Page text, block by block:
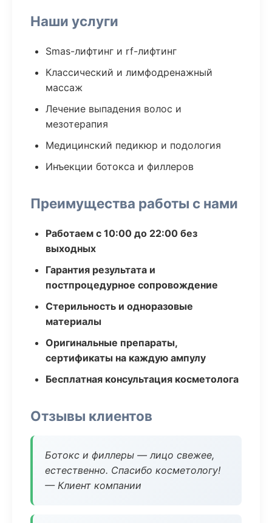
Наши услуги
Smas-лифтинг и rf-лифтинг
Классический и лимфодренажный
массаж
Лечение выпадения волос и
мезотерапия
Медицинский педикюр и подология
Инъекции ботокса и филлеров
Преимущества работы с нами
Работаем с 10:00 до 22:00 без
выходных
Гарантия результата и
постпроцедурное сопровождение
Стерильность и одноразовые
материалы
Оригинальные препараты,
сертификаты на каждую ампулу
Бесплатная консультация косметолога
Отзывы клиентов
Ботокс и филлеры — лицо свежее,
естественно. Спасибо косметологу!
— Клиент компании